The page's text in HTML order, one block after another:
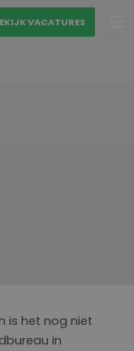
VACATURES
is het nog niet
in